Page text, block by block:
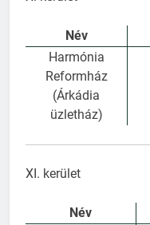
Név
Harmónia
Reformház
(Árkádia
üzletház)
XI. kerület
Név